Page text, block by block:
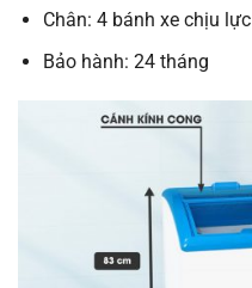
Chân: 4 bánh xe chịu lực
Bảo hành: 24 tháng